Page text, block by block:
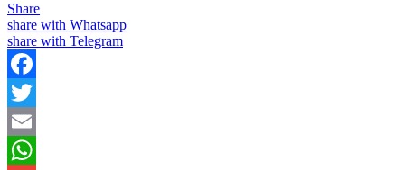
Share
share with Whatsapp
share with Telegram
Facebook
Twitter
Email